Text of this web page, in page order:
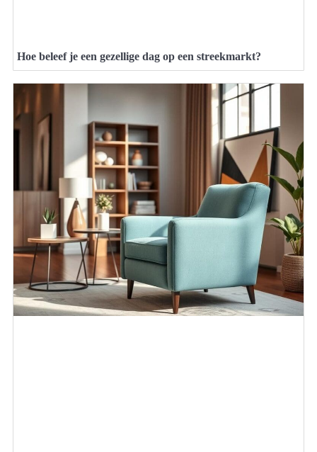
Hoe beleef je een gezellige dag op een streekmarkt?